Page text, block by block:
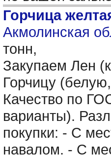
Горчица
Акмолинская
тонн,
Закупаем Лен
Горчицу
Качество по
варианты).
покупки: - С
навалом. - С